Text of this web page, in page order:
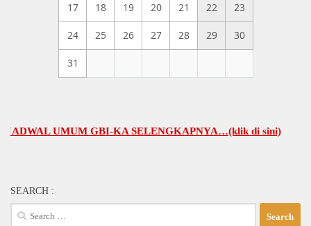
17 18 19 20 21 22 23
24 25 26 27 28 29 30
31
UMUM GBI-KA SELENGKAPNYA…(klik di sini)
SEARCH :
Search